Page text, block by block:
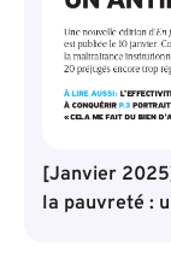
[Janvier
la pauvreté :